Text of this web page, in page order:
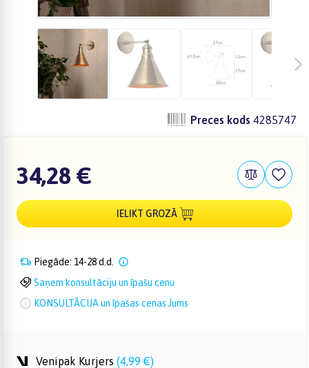
Preces kods 4285747
34,28 €
IELIKT GROZĀ
Piegāde: 14-28 d.d.
Saņem konsultāciju un īpašu cenu
KONSULTĀCIJA un īpašas cenas Jums
Venipak Kurjers (4,99 €)